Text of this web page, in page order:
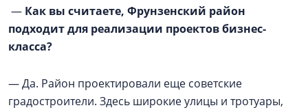
— Как вы считаете, Фрунзенский район
подходит для реализации проектов бизнес-
класса?
— Да. Район проектировали еще советские
градостроители. Здесь широкие улицы и тротуары,